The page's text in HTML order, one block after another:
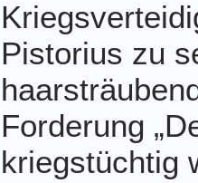
Pistorius zu
Forderung
kriegstüchtig